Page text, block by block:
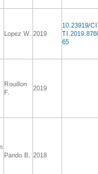
Lopez W. 2019
10.23919/
65
Rouillon
F.
2019
Pando B. 2018